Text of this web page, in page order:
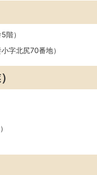
階）
字北尻70番地）